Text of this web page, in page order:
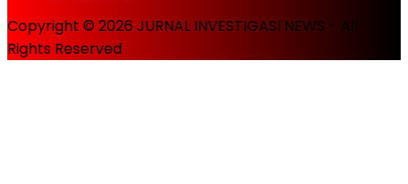
Copyright © 2026 JURNAL INVESTIGASI NEWS - All
Rights Reserved